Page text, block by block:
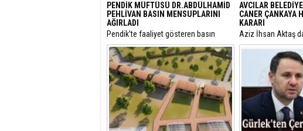
PENDİK MÜFTÜSÜ DR.ABDÜLHAMİD
PEHLİVAN BASIN MENSUPLARINI
AĞIRLADI
​Pendik’te faaliyet gösteren basın
mensupları, Pendik İlçe Müftülüğü
görevine başlayan Dr. Abdulhamid
Pehlivan’ı makamında ziyaret ederek
yeni görevi için tebriklerini iletti.
AVCILAR
CANER ÇANKAYA
KARARI
​Aziz İhsan Aktaş
yargılanan Avcılar
Utku Caner
Belediyesi
Özcan Zenger için